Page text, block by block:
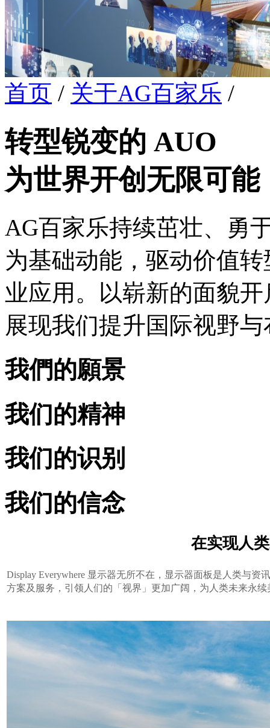
首页 / 关于AG百家乐 /
转型锐变的 AUO
为世界开创无限可能
AG百家乐持续茁壮、勇
为基础动能，驱动价值
业应用。以崭新的面貌
展现我们提升国际视野
我們的願景
我们的精神
我们的识别
我们的信念
在实现人
Display Everywhere 显示器无所不在，显示器面板是人类与
方案及服务，引领人们的「视界」更加广阔，为人类未来永